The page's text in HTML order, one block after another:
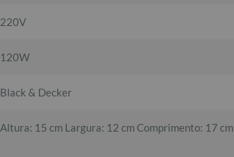
220V
120W
Black & Decker
Altura: 15 cm Largura: 12 cm Comprimento: 17 cm